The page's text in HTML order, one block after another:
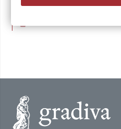
originalatual